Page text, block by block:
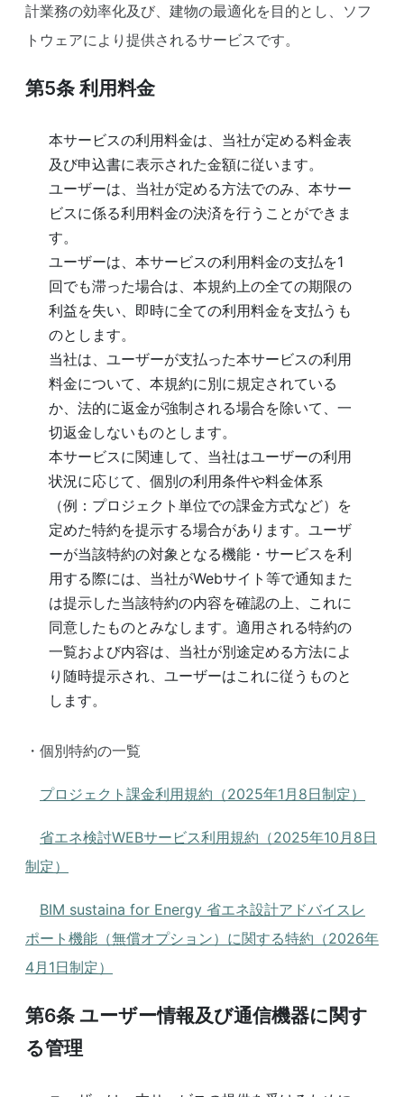
計業務の効率化及び、建物の最適化を目的とし、ソフ
トウェアにより提供されるサービスです。
第5条 利用料金
本サービスの利用料金は、当社が定める料金表
及び申込書に表示された金額に従います。
ユーザーは、当社が定める方法でのみ、本サー
ビスに係る利用料金の決済を行うことができま
す。
ユーザーは、本サービスの利用料金の支払を1
回でも滞った場合は、本規約上の全ての期限の
利益を失い、即時に全ての利用料金を支払うも
のとします。
当社は、ユーザーが支払った本サービスの利用
料金について、本規約に別に規定されている
か、法的に返金が強制される場合を除いて、一
切返金しないものとします。
本サービスに関連して、当社はユーザーの利用
状況に応じて、個別の利用条件や料金体系
（例：プロジェクト単位での課金方式など）を
定めた特約を提示する場合があります。ユーザ
ーが当該特約の対象となる機能・サービスを利
用する際には、当社がWebサイト等で通知また
は提示した当該特約の内容を確認の上、これに
同意したものとみなします。適用される特約の
一覧および内容は、当社が別途定める方法によ
り随時提示され、ユーザーはこれに従うものと
します。
・個別特約の一覧
プロジェクト課金利用規約（2025年1月8日制定）
省エネ検討WEBサービス利用規約（2025年10月8日
制定）
BIM sustaina for Energy 省エネ設計アドバイスレ
ポート機能（無償オプション）に関する特約（2026年
4月1日制定）
第6条 ユーザー情報及び通信機器に関す
る管理